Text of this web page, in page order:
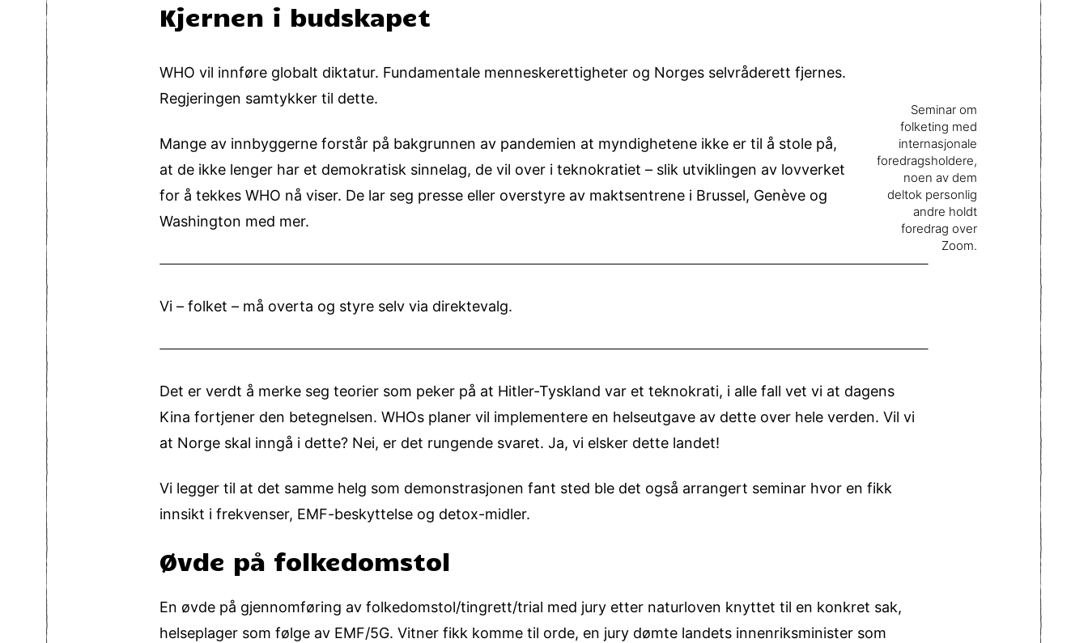
Kjernen i budskapet
Seminar om
folketing med
internasjonale
foredragsholdere,
noen av dem
deltok personlig
andre holdt
foredrag over
Zoom.
WHO vil innføre globalt diktatur. Fundamentale menneskerettigheter og Norges selvråderett fjernes.
Regjeringen samtykker til dette.
Mange av innbyggerne forstår på bakgrunnen av pandemien at myndighetene ikke er til å stole på,
at de ikke lenger har et demokratisk sinnelag, de vil over i teknokratiet – slik utviklingen av lovverket
for å tekkes WHO nå viser. De lar seg presse eller overstyre av maktsentrene i Brussel, Genève og
Washington med mer.
Vi – folket – må overta og styre selv via direktevalg.
Det er verdt å merke seg teorier som peker på at Hitler-Tyskland var et teknokrati, i alle fall vet vi at dagens
Kina fortjener den betegnelsen. WHOs planer vil implementere en helseutgave av dette over hele verden. Vil vi
at Norge skal inngå i dette? Nei, er det rungende svaret. Ja, vi elsker dette landet!
Vi legger til at det samme helg som demonstrasjonen fant sted ble det også arrangert seminar hvor en fikk
innsikt i frekvenser, EMF-beskyttelse og detox-midler.
Øvde på folkedomstol
En øvde på gjennomføring av folkedomstol/tingrett/trial med jury etter naturloven knyttet til en konkret sak,
helseplager som følge av EMF/5G. Vitner fikk komme til orde, en jury dømte landets innenriksminister som